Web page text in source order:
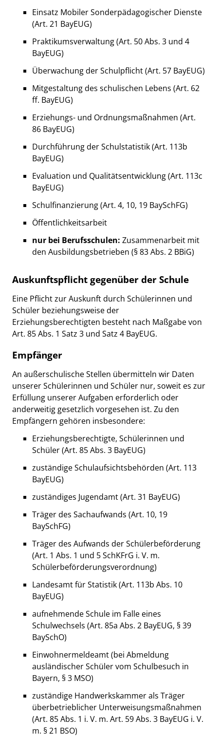
Einsatz Mobiler Sonderpädagogischer Dienste
(Art. 21 BayEUG)
Praktikumsverwaltung (Art. 50 Abs. 3 und 4
BayEUG)
Überwachung der Schulpflicht (Art. 57 BayEUG)
Mitgestaltung des schulischen Lebens (Art. 62
ff. BayEUG)
Erziehungs- und Ordnungsmaßnahmen (Art.
86 BayEUG)
Durchführung der Schulstatistik (Art. 113b
BayEUG)
Evaluation und Qualitätsentwicklung (Art. 113c
BayEUG)
Schulfinanzierung (Art. 4, 10, 19 BaySchFG)
Öffentlichkeitsarbeit
nur bei Berufsschulen: Zusammenarbeit mit
den Ausbildungsbetrieben (§ 83 Abs. 2 BBiG)
Auskunftspflicht gegenüber der Schule
Eine Pflicht zur Auskunft durch Schülerinnen und
Schüler beziehungsweise der
Erziehungsberechtigten besteht nach Maßgabe von
Art. 85 Abs. 1 Satz 3 und Satz 4 BayEUG.
Empfänger
An außerschulische Stellen übermitteln wir Daten
unserer Schülerinnen und Schüler nur, soweit es zur
Erfüllung unserer Aufgaben erforderlich oder
anderweitig gesetzlich vorgesehen ist. Zu den
Empfängern gehören insbesondere:
Erziehungsberechtigte, Schülerinnen und
Schüler (Art. 85 Abs. 3 BayEUG)
zuständige Schulaufsichtsbehörden (Art. 113
BayEUG)
zuständiges Jugendamt (Art. 31 BayEUG)
Träger des Sachaufwands (Art. 10, 19
BaySchFG)
Träger des Aufwands der Schülerbeförderung
(Art. 1 Abs. 1 und 5 SchKFrG i. V. m.
Schülerbeförderungsverordnung)
Landesamt für Statistik (Art. 113b Abs. 10
BayEUG)
aufnehmende Schule im Falle eines
Schulwechsels (Art. 85a Abs. 2 BayEUG, § 39
BaySchO)
Einwohnermeldeamt (bei Abmeldung
ausländischer Schüler vom Schulbesuch in
Bayern, § 3 MSO)
zuständige Handwerkskammer als Träger
überbetrieblicher Unterweisungsmaßnahmen
(Art. 85 Abs. 1 i. V. m. Art. 59 Abs. 3 BayEUG i. V.
m. § 21 BSO)